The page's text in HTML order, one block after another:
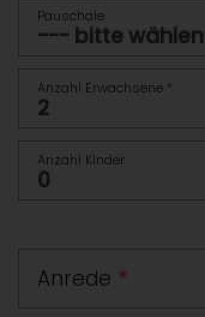
Pauschale
Anzahl Erwachsene *
Anzahl Kinder
Anrede *